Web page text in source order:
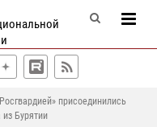
присоединились
Бурятии